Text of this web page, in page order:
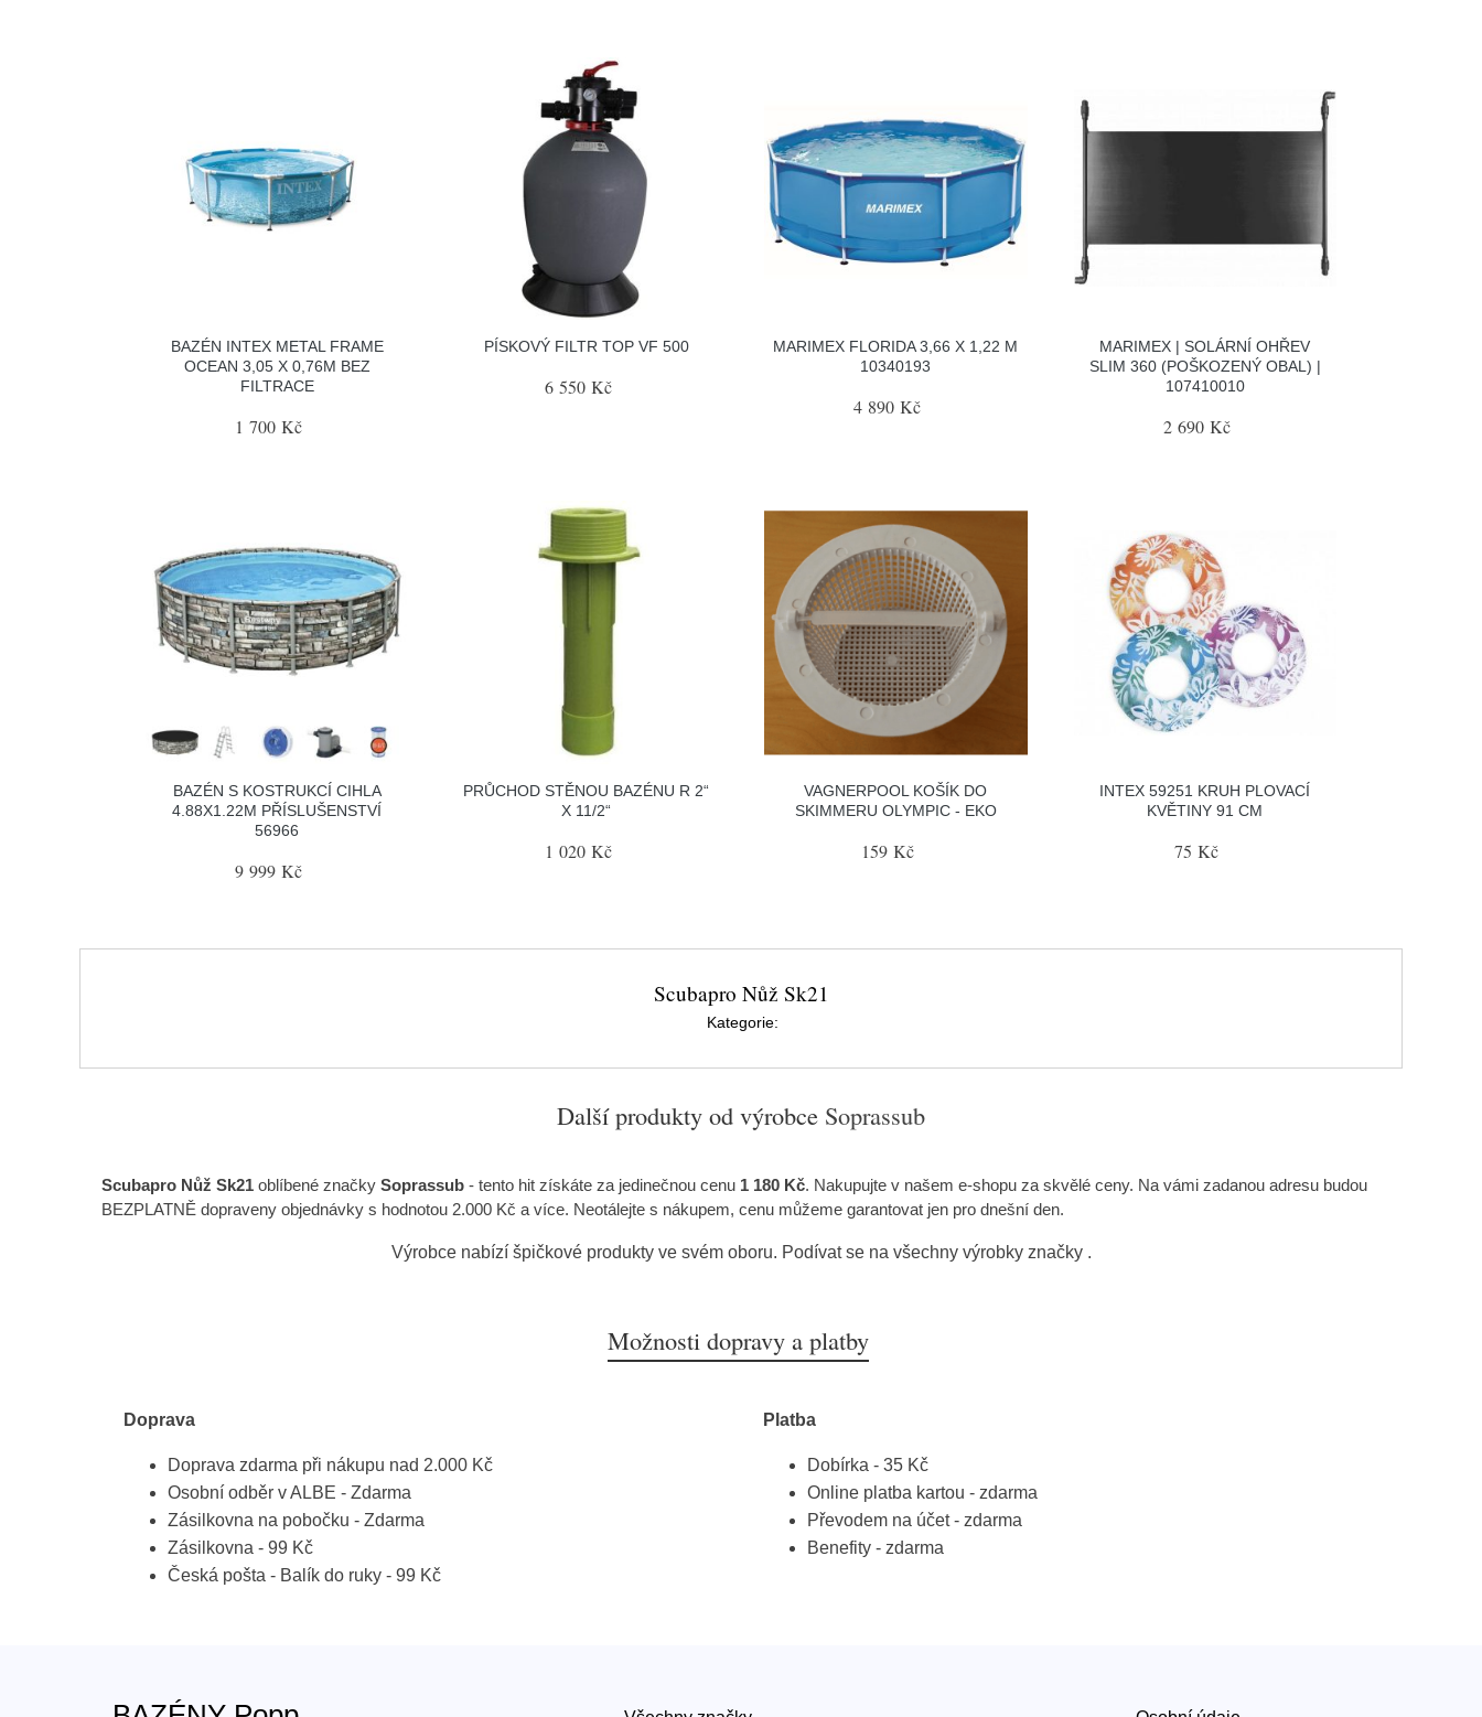
BAZÉN INTEX METAL FRAME
OCEAN 3,05 X 0,76M BEZ
FILTRACE
1 700 Kč
PÍSKOVÝ FILTR TOP VF 500
6 550 Kč
MARIMEX FLORIDA 3,66 X 1,22 M
10340193
4 890 Kč
MARIMEX | SOLÁRNÍ OHŘEV
SLIM 360 (POŠKOZENÝ OBAL) |
107410010
2 690 Kč
BAZÉN S KOSTRUKCÍ CIHLA
4.88X1.22M PŘÍSLUŠENSTVÍ
56966
9 999 Kč
PRŮCHOD STĚNOU BAZÉNU R 2“
X 11/2“
1 020 Kč
VAGNERPOOL KOŠÍK DO
SKIMMERU OLYMPIC - EKO
159 Kč
INTEX 59251 KRUH PLOVACÍ
KVĚTINY 91 CM
75 Kč
Scubapro Nůž Sk21
Kategorie:
Další produkty od výrobce Soprassub
Scubapro Nůž Sk21 oblíbené značky Soprassub - tento hit získáte za jedinečnou cenu 1 180 Kč. Nakupujte v našem e-shopu za skvělé ceny. Na vámi zadanou adresu budou
BEZPLATNĚ dopraveny objednávky s hodnotou 2.000 Kč a více. Neotálejte s nákupem, cenu můžeme garantovat jen pro dnešní den.
Výrobce nabízí špičkové produkty ve svém oboru. Podívat se na všechny výrobky značky .
Možnosti dopravy a platby
Doprava
Doprava zdarma při nákupu nad 2.000 Kč
Osobní odběr v ALBE - Zdarma
Zásilkovna na pobočku - Zdarma
Zásilkovna - 99 Kč
Česká pošta - Balík do ruky - 99 Kč
Platba
Dobírka - 35 Kč
Online platba kartou - zdarma
Převodem na účet - zdarma
Benefity - zdarma